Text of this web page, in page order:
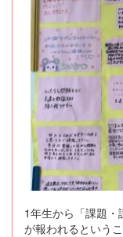
1年生から「課題・
が報われるという